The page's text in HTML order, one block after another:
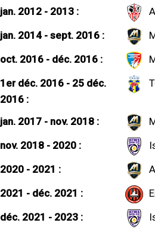
jan. 2012 - 2013 :
jan. 2014 - sept. 2016 :
oct. 2016 - déc. 2016 :
1er déc. 2016 - 25 déc.
2016 :
jan. 2017 - nov. 2018 :
nov. 2018 - 2020 :
2020 - 2021 :
2021 - déc. 2021 :
déc. 2021 - 2023 :